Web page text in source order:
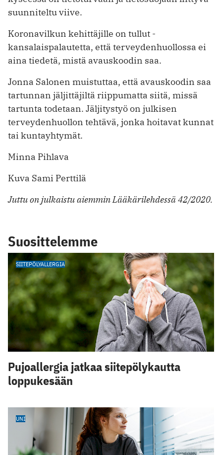
suunniteltu viive.
Koronavilkun kehittäjille on tullut ­
kansalaispalautetta, että terveyden­huollossa ei
aina tiedetä, mistä avauskoodin saa.
Jonna Salonen muistuttaa, että avauskoodin saa
tartunnan jäljittäjiltä riippumatta siitä, missä
tartunta todetaan. Jäljitystyö on julkisen
terveydenhuollon tehtävä, jonka hoitavat kunnat
tai kuntayhtymät.
Minna Pihlava
Kuva Sami Perttilä
Juttu on julkaistu aiemmin Lääkärilehdessä 42/2020.
Suosittelemme
SIITEPÖLYALLERGIA
Pujoallergia jatkaa siitepölykautta
loppukesään
UNI